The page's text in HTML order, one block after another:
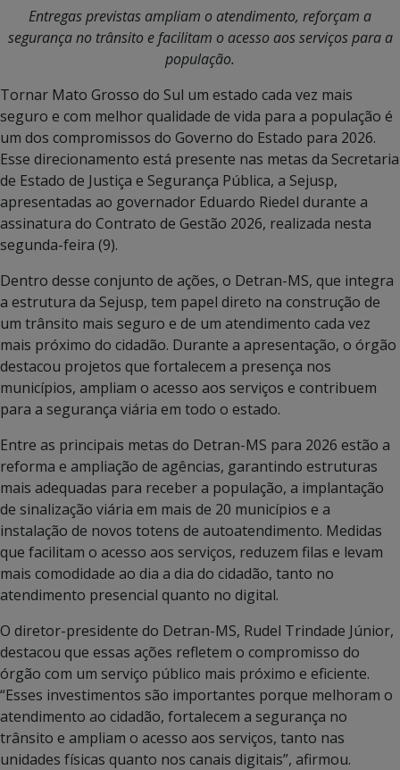
Entregas previstas ampliam o atendimento, reforçam a
segurança no trânsito e facilitam o acesso aos serviços para a
população.
Tornar Mato Grosso do Sul um estado cada vez mais
seguro e com melhor qualidade de vida para a população é
um dos compromissos do Governo do Estado para 2026.
Esse direcionamento está presente nas metas da Secretaria
de Estado de Justiça e Segurança Pública, a Sejusp,
apresentadas ao governador Eduardo Riedel durante a
assinatura do Contrato de Gestão 2026, realizada nesta
segunda-feira (9).
Dentro desse conjunto de ações, o Detran-MS, que integra
a estrutura da Sejusp, tem papel direto na construção de
um trânsito mais seguro e de um atendimento cada vez
mais próximo do cidadão. Durante a apresentação, o órgão
destacou projetos que fortalecem a presença nos
municípios, ampliam o acesso aos serviços e contribuem
para a segurança viária em todo o estado.
Entre as principais metas do Detran-MS para 2026 estão a
reforma e ampliação de agências, garantindo estruturas
mais adequadas para receber a população, a implantação
de sinalização viária em mais de 20 municípios e a
instalação de novos totens de autoatendimento. Medidas
que facilitam o acesso aos serviços, reduzem filas e levam
mais comodidade ao dia a dia do cidadão, tanto no
atendimento presencial quanto no digital.
O diretor-presidente do Detran-MS, Rudel Trindade Júnior,
destacou que essas ações refletem o compromisso do
órgão com um serviço público mais próximo e eficiente.
“Esses investimentos são importantes porque melhoram o
atendimento ao cidadão, fortalecem a segurança no
trânsito e ampliam o acesso aos serviços, tanto nas
unidades físicas quanto nos canais digitais”, afirmou.